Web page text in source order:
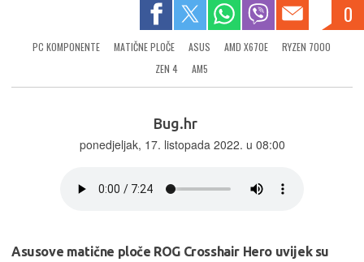
0
PC KOMPONENTE MATIČNE PLOČE ASUS AMD X670E
RYZEN 7000
ZEN 4
AM5
Bug.hr
ponedjeljak, 17. listopada 2022. u 08:00
Asusove matične ploče ROG Crosshair Hero uvijek su